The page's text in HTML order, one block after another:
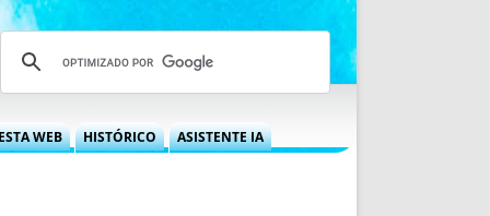
WEB HISTÓRICO ASISTENTE IA